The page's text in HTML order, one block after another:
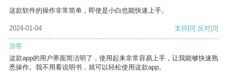
这款软件的操作非常简单，即使是小白也能快速上手。
2024-01-04 支持[0] 反对[0]
游客
这款app的用户界面简洁明了，使用起来非常容易上手，让我能够快速熟
悉操作。我不用看说明书，就可以轻松使用这款app。